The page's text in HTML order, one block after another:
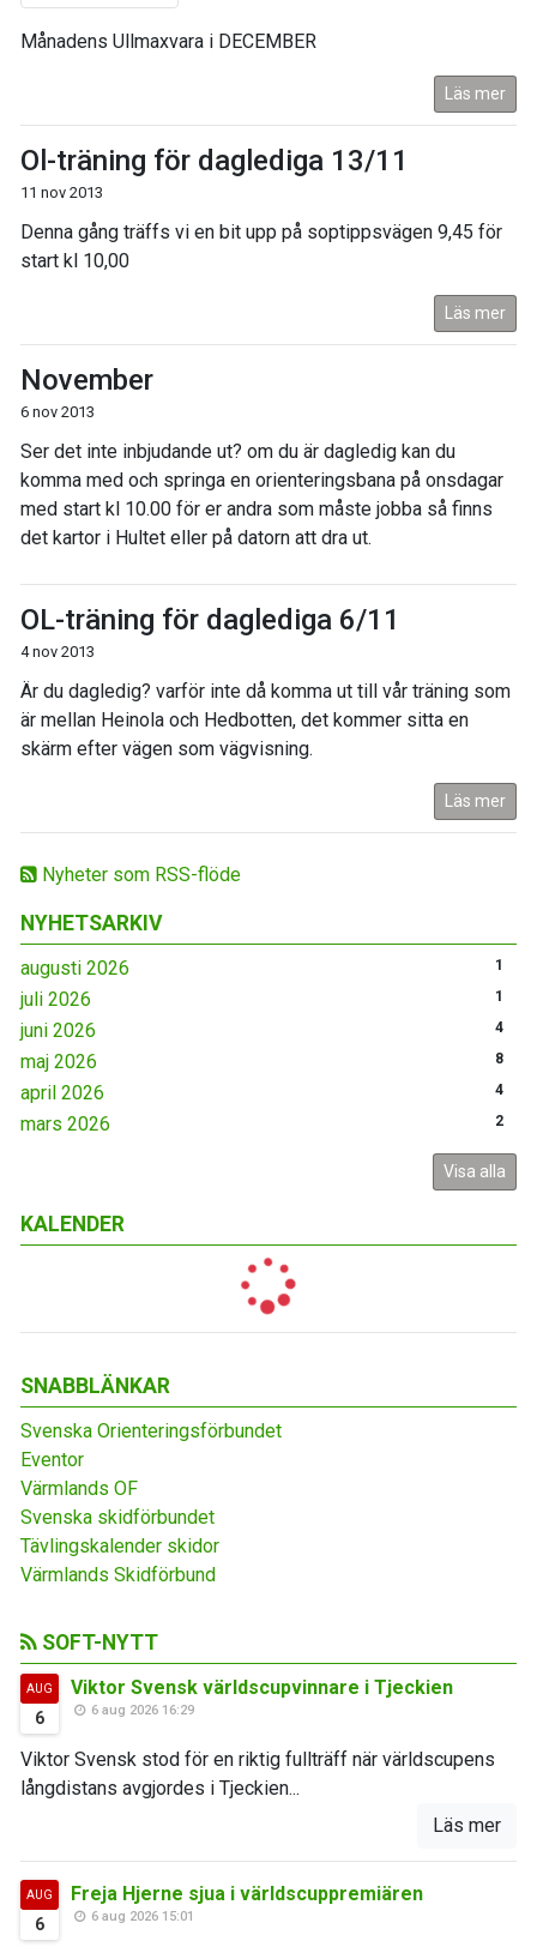
Nyheter som RSS-flöde
NYHETSARKIV
augusti 2026 1
juli 2026 1
juni 2026 4
maj 2026 8
april 2026 4
mars 2026 2
Visa alla
KALENDER
Månadens Ullmaxvara i DECEMBER
Läs mer
Ol-träning för daglediga 13/11
11 nov 2013
Denna gång träffs vi en bit upp på soptippsvägen 9,45 för
start kl 10,00
Läs mer
November
6 nov 2013
Ser det inte inbjudande ut? om du är dagledig kan du
komma med och springa en orienteringsbana på onsdagar
med start kl 10.00 för er andra som måste jobba så finns
det kartor i Hultet eller på datorn att dra ut.
OL-träning för daglediga 6/11
4 nov 2013
Är du dagledig? varför inte då komma ut till vår träning som
är mellan Heinola och Hedbotten, det kommer sitta en
skärm efter vägen som vägvisning.
Läs mer
SNABBLÄNKAR
Svenska Orienteringsförbundet
Eventor
Värmlands OF
Svenska skidförbundet
Tävlingskalender skidor
Värmlands Skidförbund
SOFT-NYTT
AUG
6
Viktor Svensk världscupvinnare i Tjeckien
6 aug 2026 16:29
Viktor Svensk stod för en riktig fullträff när världscupens
långdistans avgjordes i Tjeckien...
Läs mer
AUG
6
Freja Hjerne sjua i världscuppremiären
6 aug 2026 15:01